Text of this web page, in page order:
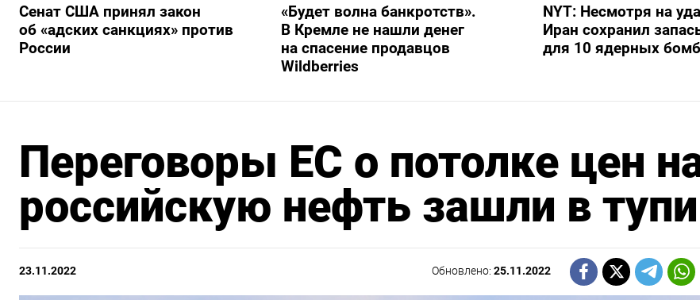
Сенат США принял закон
об «адских санкциях» против
России
«Будет волна банкротств».
В Кремле не нашли денег
на спасение продавцов
Wildberries
NYT: Несмотря на
Иран сохранил
для 10 ядерных бомб
Переговоры ЕС о потолке цен
российскую нефть зашли в
23.11.2022 Обновлено:25.11.2022